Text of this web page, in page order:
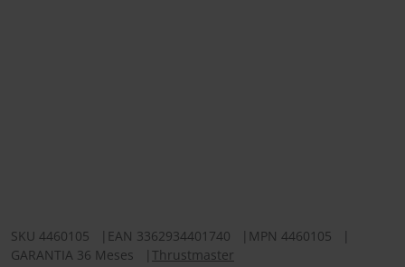
SKU 4460105 EAN 3362934401740 MPN 4460105
GARANTIA 36 Meses
Thrustmaster